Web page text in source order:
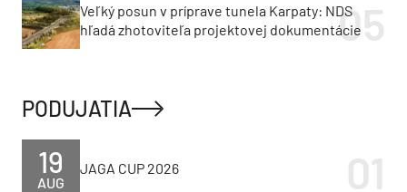
Veľký posun v príprave tunela Karpaty: NDS
hľadá zhotoviteľa projektovej dokumentácie
PODUJATIA
AUG
19 JAGA CUP 2026